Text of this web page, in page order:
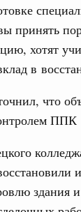
принять
хотят
в
что
ППК
среда
более